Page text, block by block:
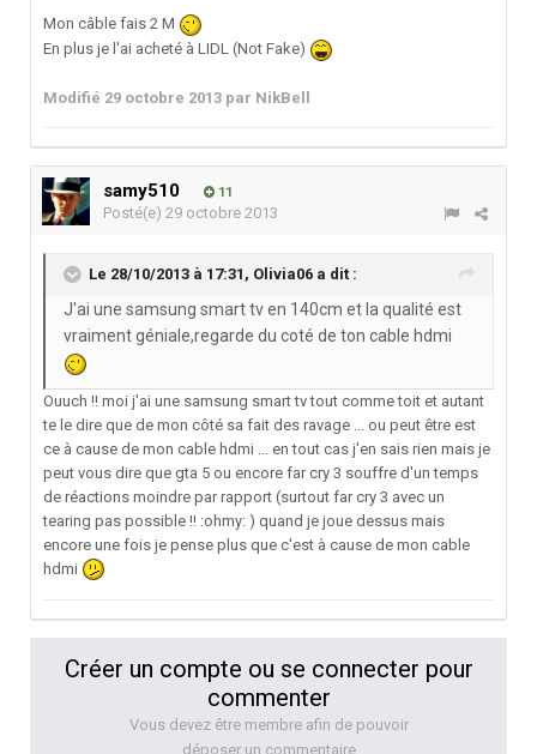
Mon câble fais 2 M
En plus je l'ai acheté à LIDL (Not Fake)
Modifié 29 octobre 2013 par NikBell
samy510 11
Posté(e) 29 octobre 2013
Le 28/10/2013 à 17:31, Olivia06 a dit :
J'ai une samsung smart tv en 140cm et la qualité est
vraiment géniale,regarde du coté de ton cable hdmi
Ouuch !! moi j'ai une samsung smart tv tout comme toit et autant
te le dire que de mon côté sa fait des ravage ... ou peut être est
ce à cause de mon cable hdmi ... en tout cas j'en sais rien mais je
peut vous dire que gta 5 ou encore far cry 3 souffre d'un temps
de réactions moindre par rapport (surtout far cry 3 avec un
tearing pas possible !! :ohmy: ) quand je joue dessus mais
encore une fois je pense plus que c'est à cause de mon cable
hdmi
Créer un compte ou se connecter pour
commenter
Vous devez être membre afin de pouvoir
déposer un commentaire